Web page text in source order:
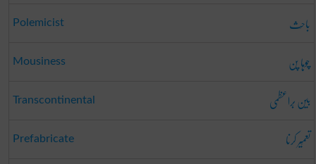
Polemicist باحِث
Mousiness چوہا پن
Transcontinental بین بَراعظمی
Prefabricate تعمِیر کرنا